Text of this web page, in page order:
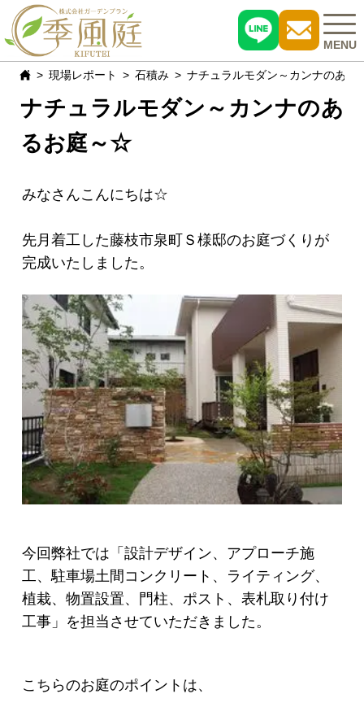
MENU
施工事例
おすすめ商品
お客様の声
現場レポート
会社概要
現場レポート 石積み ナチュラルモダン～カンナのあ
ナチュラルモダン～カンナのあ
るお庭～☆
みなさんこんにちは☆
先月着工した藤枝市泉町Ｓ様邸のお庭づくりが
完成いたしました。
今回弊社では「設計デザイン、アプローチ施
工、駐車場土間コンクリート、ライティング、
植栽、物置設置、門柱、ポスト、表札取り付け
工事」を担当させていただきました。
こちらのお庭のポイントは、